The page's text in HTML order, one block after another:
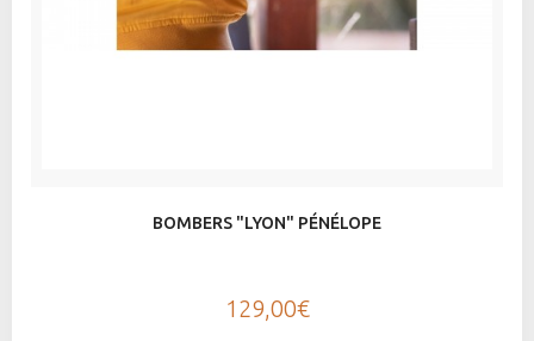
BOMBERS "LYON" PÉNÉLOPE
129,00€